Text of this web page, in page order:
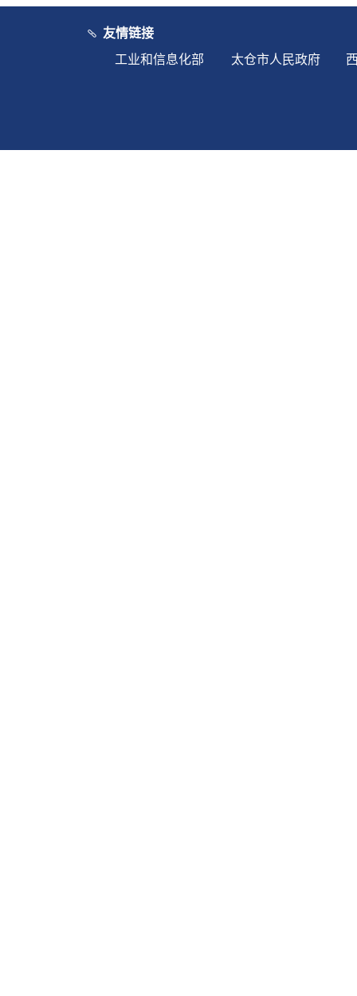
友情链接
工业和信息化部
太仓市人民政府